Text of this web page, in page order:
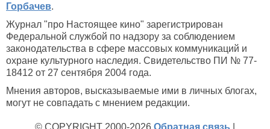
Горбачев.
Журнал "про Настоящее кино" зарегистрирован
Федеральной службой по надзору за соблюдением
законодательства в сфере массовых коммуникаций и
охране культурного наследия. Свидетельство ПИ № 77-
18412 от 27 сентября 2004 года.
Мнения авторов, высказываемые ими в личных блогах,
могут не совпадать с мнением редакции.
© COPYRIGHT 2000-2026 Обратная связь